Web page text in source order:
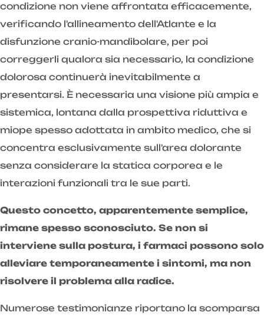
condizione non viene affrontata efficacemente,
verificando l'allineamento dell'Atlante e la
disfunzione cranio-mandibolare, per poi
correggerli qualora sia necessario, la condizione
dolorosa continuerà inevitabilmente a
presentarsi. È necessaria una visione più ampia e
sistemica, lontana dalla prospettiva riduttiva e
miope spesso adottata in ambito medico, che si
concentra esclusivamente sull'area dolorante
senza considerare la statica corporea e le
interazioni funzionali tra le sue parti.
Questo concetto, apparentemente semplice,
rimane spesso sconosciuto. Se non si
interviene sulla postura, i farmaci possono solo
alleviare temporaneamente i sintomi, ma non
risolvere il problema alla radice.
Numerose testimonianze riportano la scomparsa